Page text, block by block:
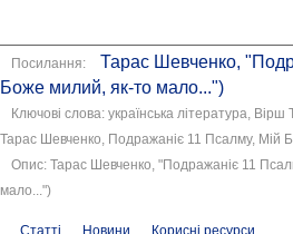
Посилання:
Тарас Шевченко,
Боже милий, як-то мало...")
Ключові слова: українська література,
Тарас Шевченко, Подражаніє 11 Псалму, Мій
Опис: Тарас Шевченко, "Подражаніє 11
мало...")
Статті Новини Корисні ресурси